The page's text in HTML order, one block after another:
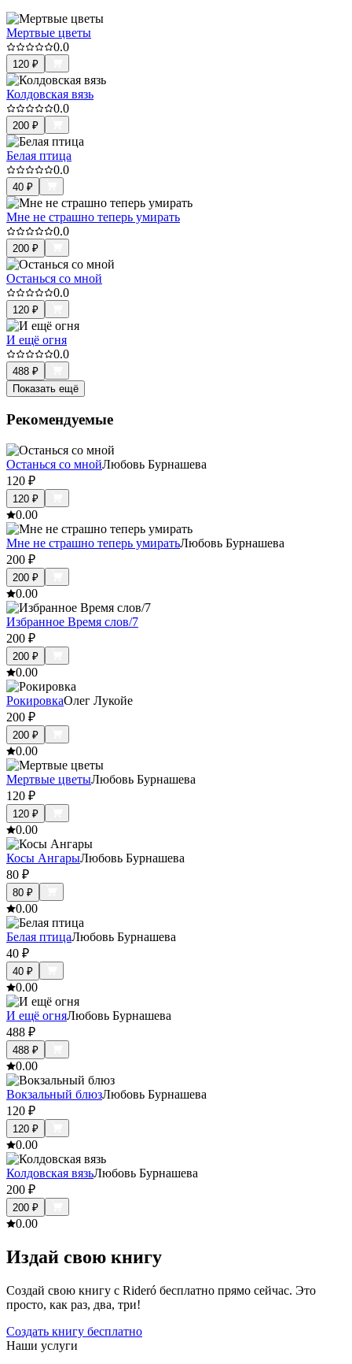
Мертвые цветы
0.0
120 ₽
Колдовская вязь
0.0
200 ₽
Белая птица
0.0
40 ₽
Мне не страшно теперь умирать
0.0
200 ₽
Останься со мной
0.0
120 ₽
И ещё огня
0.0
488 ₽
Показать ещё
Рекомендуемые
Останься со мнойЛюбовь Бурнашева
120 ₽
120 ₽
0.00
Мне не страшно теперь умиратьЛюбовь Бурнашева
200 ₽
200 ₽
0.00
Избранное Время слов/7
200 ₽
200 ₽
0.00
РокировкаОлег Лукойе
200 ₽
200 ₽
0.00
Мертвые цветыЛюбовь Бурнашева
120 ₽
120 ₽
0.00
Косы АнгарыЛюбовь Бурнашева
80 ₽
80 ₽
0.00
Белая птицаЛюбовь Бурнашева
40 ₽
40 ₽
0.00
И ещё огняЛюбовь Бурнашева
488 ₽
488 ₽
0.00
Вокзальный блюзЛюбовь Бурнашева
120 ₽
120 ₽
0.00
Колдовская вязьЛюбовь Бурнашева
200 ₽
200 ₽
0.00
Издай свою книгу
Создай свою книгу с Rideró бесплатно прямо сейчас. Это
просто, как раз, два, три!
Создать книгу бесплатно
Наши услуги